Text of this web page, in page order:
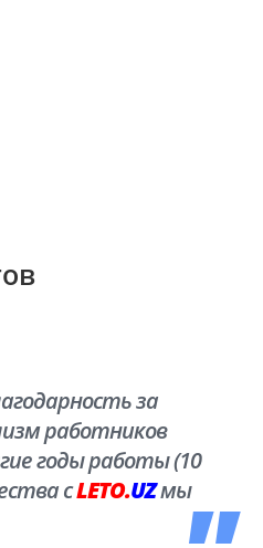
за
работников
годы работы (10
сLETO.UZмы